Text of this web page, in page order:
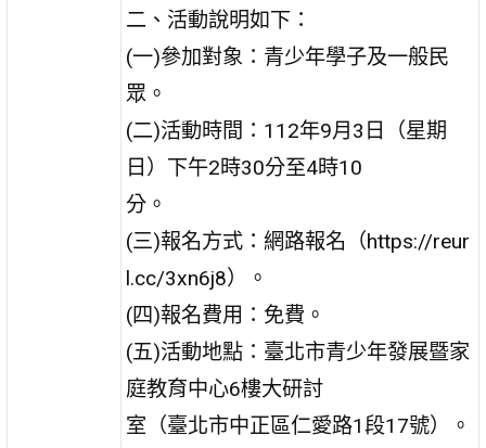
二、活動說明如下：
(一)參加對象：青少年學子及一般民
眾。
(二)活動時間：112年9月3日（星期
日）下午2時30分至4時10
分。
(三)報名方式：網路報名（https://reur
l.cc/3xn6j8）。
(四)報名費用：免費。
(五)活動地點：臺北市青少年發展暨家
庭教育中心6樓大研討
室（臺北市中正區仁愛路1段17號）。